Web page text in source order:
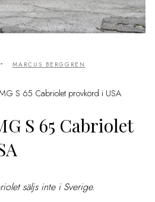
- MARCUS BERGGREN
S 65 Cabriolet provkörd i USA
S 65 Cabriolet
säljs inte i Sverige.